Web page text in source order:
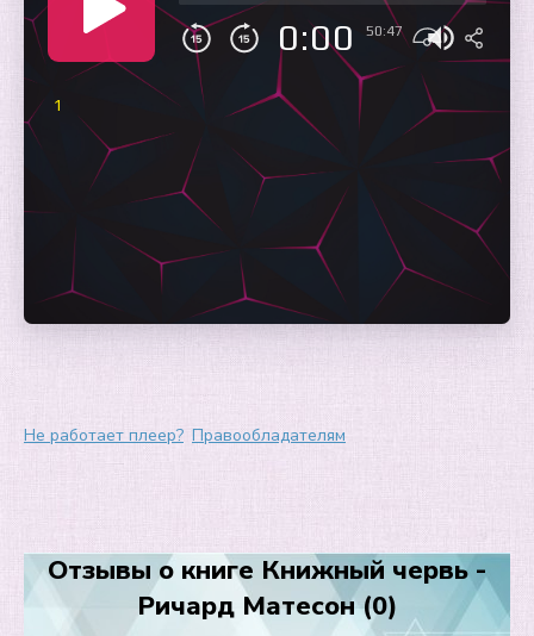
0:00 50:47
1
Не работает плеер? Правообладателям
Отзывы о книге Книжный червь -
Ричард Матесон (0)